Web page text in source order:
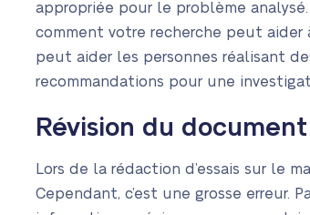
appropriée pour le problème
comment votre recherche peut aider
peut aider les personnes réalisant
recommandations pour une
Révision du document
Lors de la rédaction d’essais sur le
Cependant, c’est une grosse erreur.